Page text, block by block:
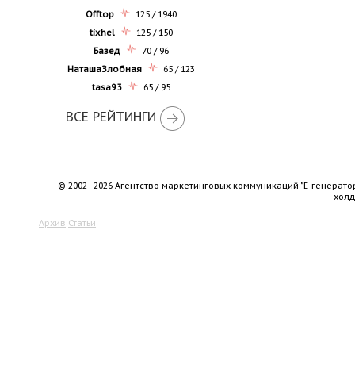
Offtop
125 / 1940
tixhel
125 / 150
Базед
70 / 96
НаташаЗлобная
65 / 123
tasa93
65 / 95
ВСЕ РЕЙТИНГИ
© 2002–2026 Агентство маркетинговых коммуникаций "Е-
Архив Статьи